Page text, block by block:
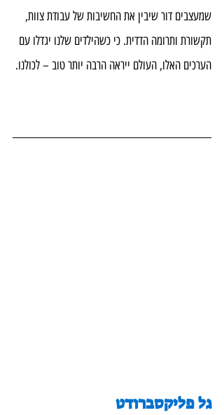
שמעצבים דור שיבין את החשיבות של עבודת צוות,
תקשורת ותרומה הדדית. כי כשהילדים שלנו יגדלו עם
הערכים האלו, העולם ייראה הרבה יותר טוב – לכולנו.
גל פליקסברודט